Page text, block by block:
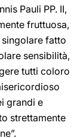
Pauli PP. II,
fruttuosa,
fatto
sensibilità,
tutti coloro
grandi e
strettamente